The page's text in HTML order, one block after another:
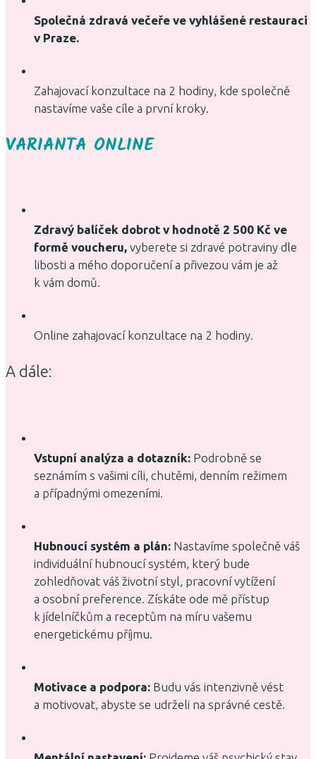
Společná zdravá večeře ve vyhlášené restauraci
v Praze.
Zahajovací konzultace na 2 hodiny, kde společně
nastavíme vaše cíle a první kroky.
VARIANTA ONLINE
Zdravý balíček dobrot v hodnotě 2 500 Kč ve
formě voucheru, vyberete si zdravé potraviny dle
libosti a mého doporučení a přivezou vám je až
k vám domů.
Online zahajovací konzultace na 2 hodiny.
A dále:
Vstupní analýza a dotazník: Podrobně se
seznámím s vašimi cíli, chutěmi, denním režimem
a případnými omezeními.
Hubnoucí systém a plán: Nastavíme společně váš
individuální hubnoucí systém, který bude
zohledňovat váš životní styl, pracovní vytížení
a osobní preference. Získáte ode mě přístup
k jídelníčkům a receptům na míru vašemu
energetickému příjmu.
Motivace a podpora: Budu vás intenzivně vést
a motivovat, abyste se udrželi na správné cestě.